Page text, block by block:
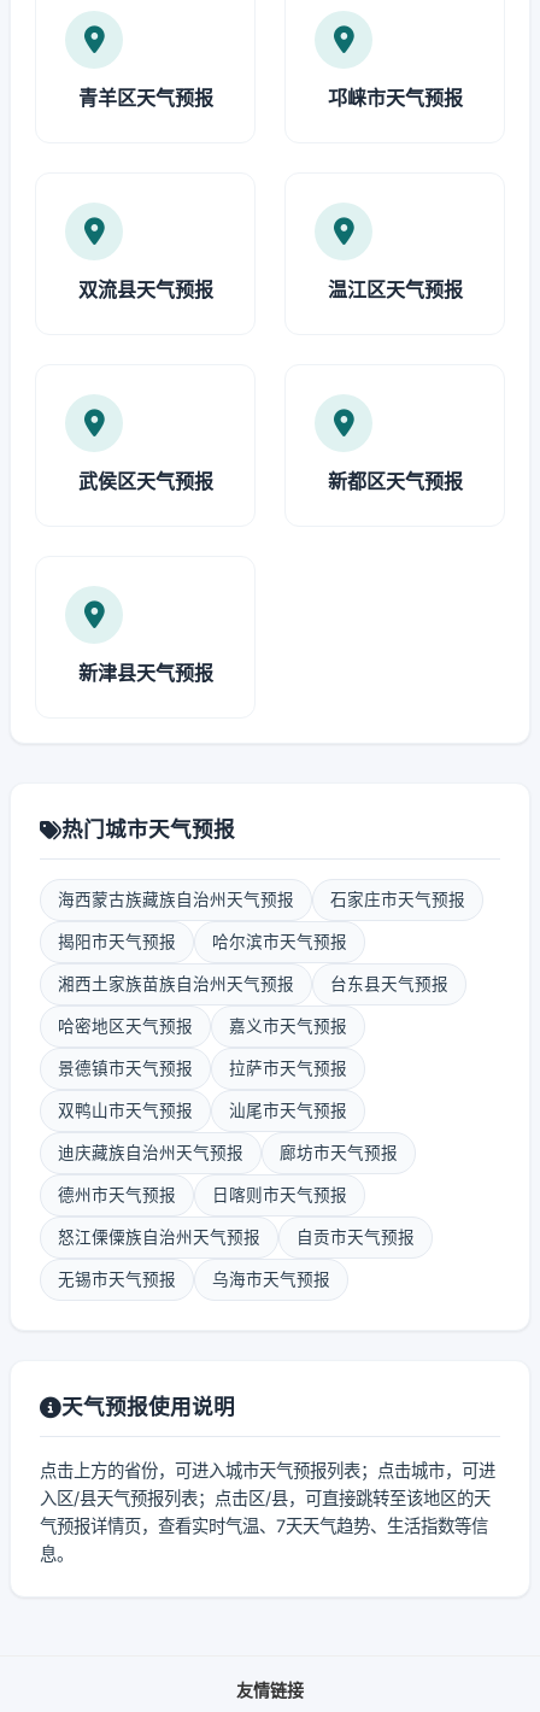
青羊区天气预报 邛崃市天气预报
双流县天气预报 温江区天气预报
武侯区天气预报 新都区天气预报
新津县天气预报
热门城市天气预报
海西蒙古族藏族自治州天气预报 石家庄市天气预报
揭阳市天气预报 哈尔滨市天气预报
湘西土家族苗族自治州天气预报 台东县天气预报
哈密地区天气预报 嘉义市天气预报
景德镇市天气预报 拉萨市天气预报
双鸭山市天气预报 汕尾市天气预报
迪庆藏族自治州天气预报 廊坊市天气预报
德州市天气预报 日喀则市天气预报
怒江傈僳族自治州天气预报 自贡市天气预报
无锡市天气预报 乌海市天气预报
天气预报使用说明
点击上方的省份，可进入城市天气预报列表；点击城市，可进
入区/县天气预报列表；点击区/县，可直接跳转至该地区的天
气预报详情页，查看实时气温、7天天气趋势、生活指数等信
息。
友情链接